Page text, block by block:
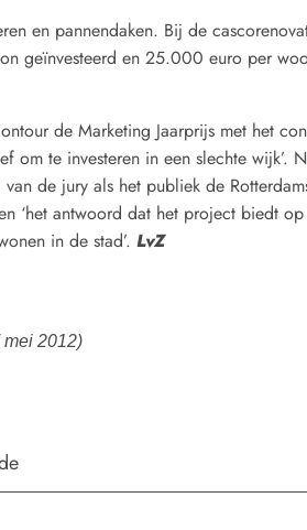
en pannendaken. Bij de
geïnvesteerd en 25.000 euro per
de Marketing Jaarprijs met het
om te investeren in een slechte wijk’.
de jury als het publiek de
‘het antwoord dat het project biedt
in de stad’. LvZ
mei 2012)